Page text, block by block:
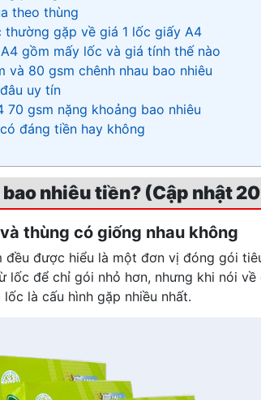
theo thùng
thường gặp về giá 1 lốc giấy A4
gồm mấy lốc và giá tính thế nào
và 80 gsm chênh nhau bao nhiêu
uy tín
70 gsm nặng khoảng bao nhiêu
đáng tiền hay không
bao nhiêu tiền? (Cập nhật
thùng có giống nhau không
đều được hiểu là một đơn vị đóng gói
lốc để chỉ gói nhỏ hơn, nhưng khi nói
là cấu hình gặp nhiều nhất.